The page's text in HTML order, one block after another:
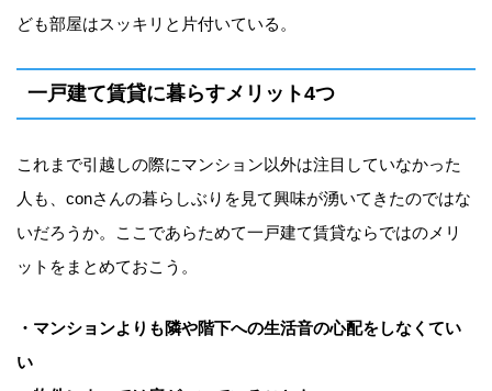
ども部屋はスッキリと片付いている。
一戸建て賃貸に暮らすメリット4つ
これまで引越しの際にマンション以外は注目していなかった
人も、conさんの暮らしぶりを見て興味が湧いてきたのではな
いだろうか。ここであらためて一戸建て賃貸ならではのメリ
ットをまとめておこう。
・マンションよりも隣や階下への生活音の心配をしなくてい
い